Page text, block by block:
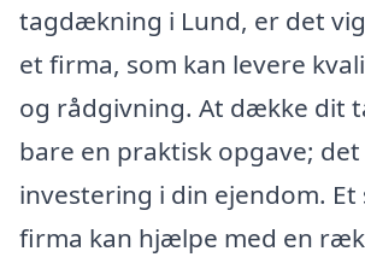
tagdækning i Lund, er det
et firma, som kan levere
og rådgivning. At dække dit
bare en praktisk opgave;
investering i din ejendom. Et
firma kan hjælpe med en